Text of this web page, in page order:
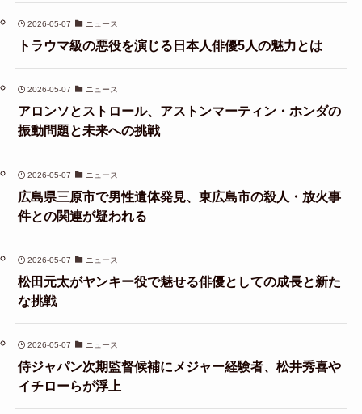
2026-05-07 ニュース
トラウマ級の悪役を演じる日本人俳優5人の魅力とは
2026-05-07 ニュース
アロンソとストロール、アストンマーティン・ホンダの
振動問題と未来への挑戦
2026-05-07 ニュース
広島県三原市で男性遺体発見、東広島市の殺人・放火事
件との関連が疑われる
2026-05-07 ニュース
松田元太がヤンキー役で魅せる俳優としての成長と新た
な挑戦
2026-05-07 ニュース
侍ジャパン次期監督候補にメジャー経験者、松井秀喜や
イチローらが浮上